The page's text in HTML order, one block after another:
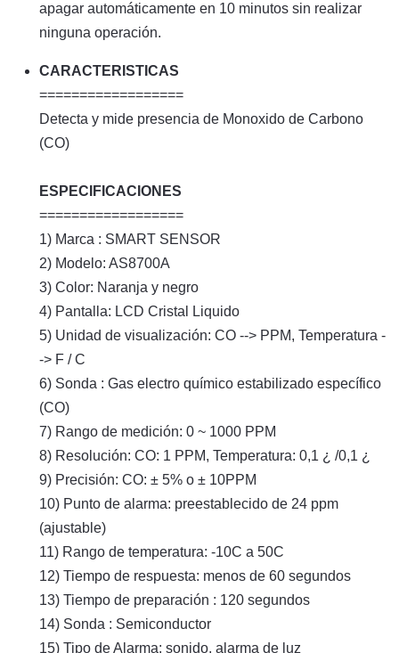
apagar automáticamente en 10 minutos sin realizar
ninguna operación.
CARACTERISTICAS
==================
Detecta y mide presencia de Monoxido de Carbono
(CO)
ESPECIFICACIONES
==================
1) Marca : SMART SENSOR
2) Modelo: AS8700A
3) Color: Naranja y negro
4) Pantalla: LCD Cristal Liquido
5) Unidad de visualización: CO --> PPM, Temperatura -
-> F / C
6) Sonda : Gas electro químico estabilizado específico
(CO)
7) Rango de medición: 0 ~ 1000 PPM
8) Resolución: CO: 1 PPM, Temperatura: 0,1 ¿ /0,1 ¿
9) Precisión: CO: ± 5% o ± 10PPM
10) Punto de alarma: preestablecido de 24 ppm
(ajustable)
11) Rango de temperatura: -10C a 50C
12) Tiempo de respuesta: menos de 60 segundos
13) Tiempo de preparación : 120 segundos
14) Sonda : Semiconductor
15) Tipo de Alarma: sonido, alarma de luz